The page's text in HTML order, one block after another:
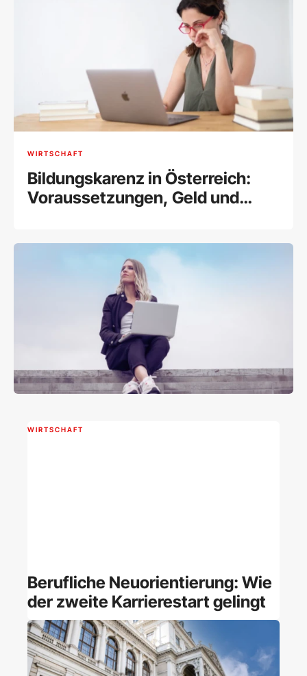
WIRTSCHAFT
Bildungskarenz in Österreich:
Voraussetzungen, Geld und
WIRTSCHAFT
Berufliche Neuorientierung: Wie
der zweite Karrierestart gelingt